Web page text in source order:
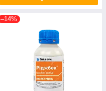
–14%